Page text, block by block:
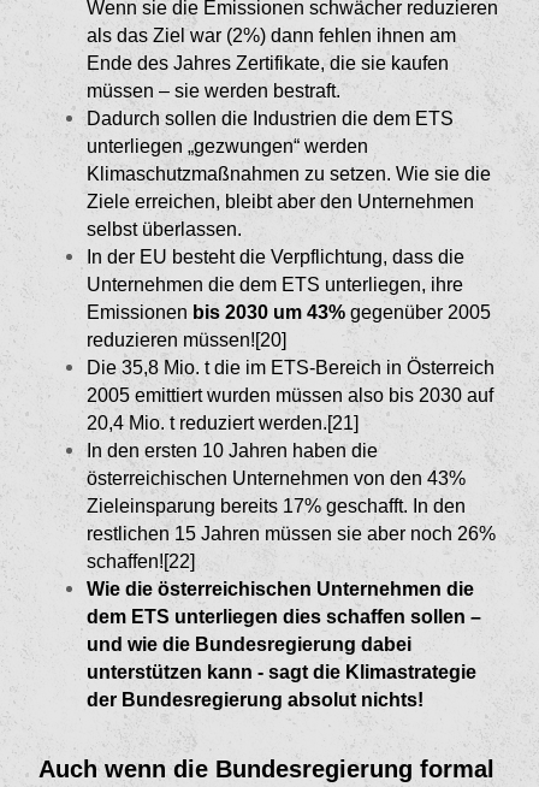
Wenn sie die Emis­sionen schwächer reduzieren
als das Ziel war (2%) dann fehlen ihnen am
Ende des Jahres Zertifikate, die sie kaufen
müssen – sie werden bestraft.
Dadurch sollen die Industrien die dem ETS
unterlie­gen „gezwungen“ werden
Klimaschutzmaß­nahmen zu setzen. Wie sie die
Ziele erreichen, bleibt aber den Unternehmen
selbst überlassen.
In der EU besteht die Verpflichtung, dass die
Unter­nehmen die dem ETS unterliegen, ihre
Emis­sionen bis 2030 um 43%gegenüber 2005
reduzie­ren müssen![20]
Die 35,8 Mio. t die im ETS-Bereich in Österreich
2005 emittiert wurden müssen also bis 2030 auf
20,4 Mio. t reduziert werden.[21]
In den ersten 10 Jahren haben die
österreichischen Unternehmen von den 43%
Zieleinsparung bereits 17% geschafft. In den
restlichen 15 Jahren müssen sie aber noch 26%
schaffen![22]
Wie die österreichischen Unternehmen die
dem ETS unterliegen dies schaffen sollen –
und wie die Bundesregierung dabei
unterstützen kann - sagt die Klimastrategie
der Bundesregierung absolut nichts!
Auch wenn die Bundesregierung formal